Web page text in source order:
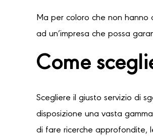
Ma per coloro che non hanno
ad un’impresa che possa
Come
Scegliere il giusto servizio di
disposizione una vasta
di fare ricerche approfondite,